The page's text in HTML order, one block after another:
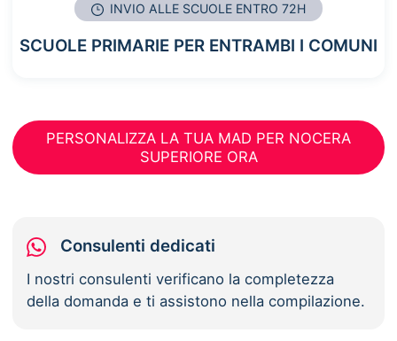
INVIO ALLE SCUOLE ENTRO 72H
SCUOLE PRIMARIE PER ENTRAMBI I COMUNI
PERSONALIZZA LA TUA MAD PER NOCERA
SUPERIORE ORA
Consulenti dedicati
I nostri consulenti verificano la completezza
della domanda e ti assistono nella compilazione.